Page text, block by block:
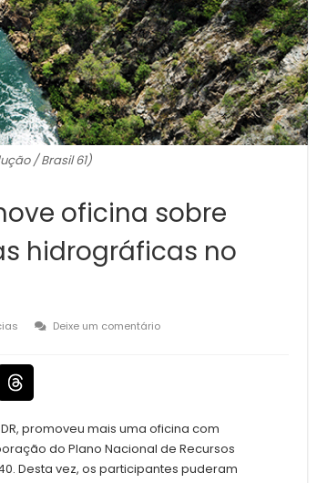
/ Brasil 61)
oficina sobre
hidrográficas no
Deixe um comentário
promoveu mais uma oficina com
do Plano Nacional de Recursos
Desta vez, os participantes puderam